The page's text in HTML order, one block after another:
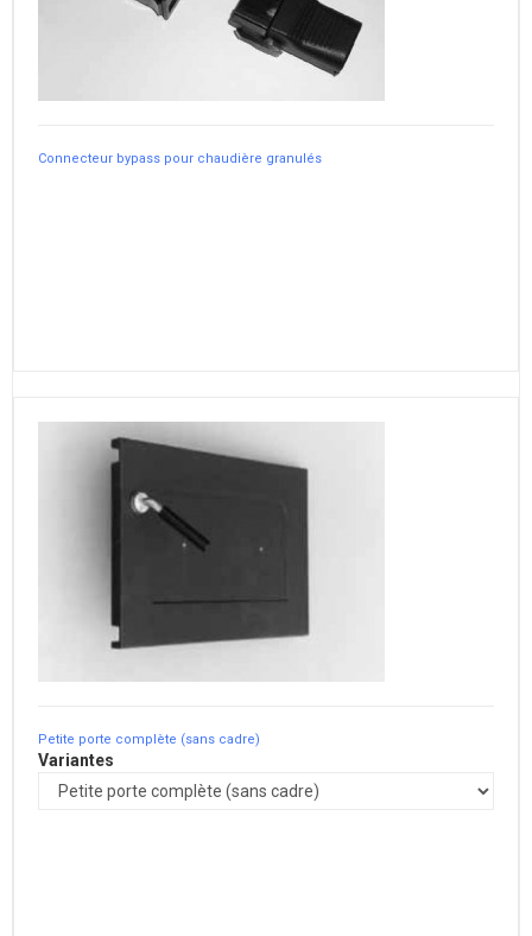
Connecteur bypass pour chaudière granulés
Petite porte complète (sans cadre)
Variantes